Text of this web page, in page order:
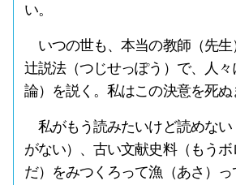
い。
いつの世も、本当の教師（先生
辻説法（つじせっぽう）で、人
論）を説く。私はこの決意を死ぬ
私がもう読みたいけど読めない
がない）、古い文献史料（もう
だ）をみつくろって漁（あさ）